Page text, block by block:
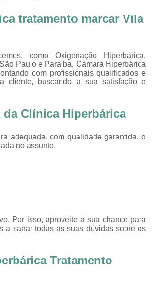
Oxigenoterapia
Oxigenoterapia em Taubaté
Oxigenoterapia Tratamento de Diabéticos
Oxigenoterapia Tratamento de Pé
Hiperbárica em João Pessoa
Oxigenoterapia Hiperbárica Ferida
Oxigenoterapia Hiperbárica
Sessão Hiperbárica
Sessão
Sessão Hiperbárica em Sorocaba
tratamento marcar Vila
como Oxigenação Hiperbárica,
Paulo e Paraiba, Câmara Hiperbárica
com profissionais qualificados e
cliente, buscando a sua satisfação e
Clínica Hiperbárica
adequada, com qualidade garantida, o
no assunto.
Por isso, aproveite a sua chance para
a sanar todas as suas dúvidas sobre os
Tratamento